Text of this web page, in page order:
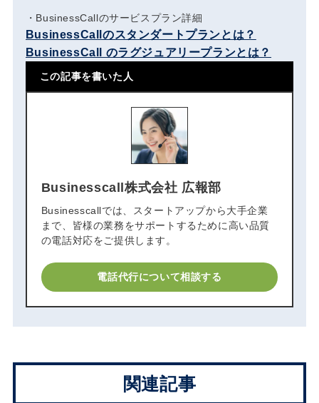
・BusinessCallのサービスプラン詳細
BusinessCallのスタンダートプランとは？
BusinessCall のラグジュアリープランとは？
この記事を書いた人
Businesscall株式会社 広報部
Businesscallでは、スタートアップから大手企業
まで、皆様の業務をサポートするために高い品質
の電話対応をご提供します。
電話代行について相談する
関連記事